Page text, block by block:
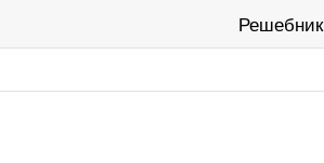
Решебник